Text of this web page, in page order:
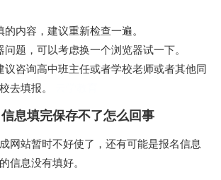
内容，建议重新检查一遍。
题，可以考虑换一个浏览器试一下。
议咨询高中班主任或者学校老师或者其他同
去填报。
息填完保存不了怎么回事
网站暂时不好使了，还有可能是报名信息
信息没有填好。